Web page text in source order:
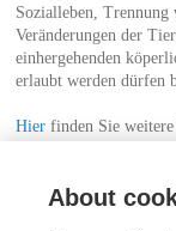
Sozialleben,
Veränderungen der
einhergehenden
erlaubt werden dürfen
Hierfinden Sie weitere
und können den
About